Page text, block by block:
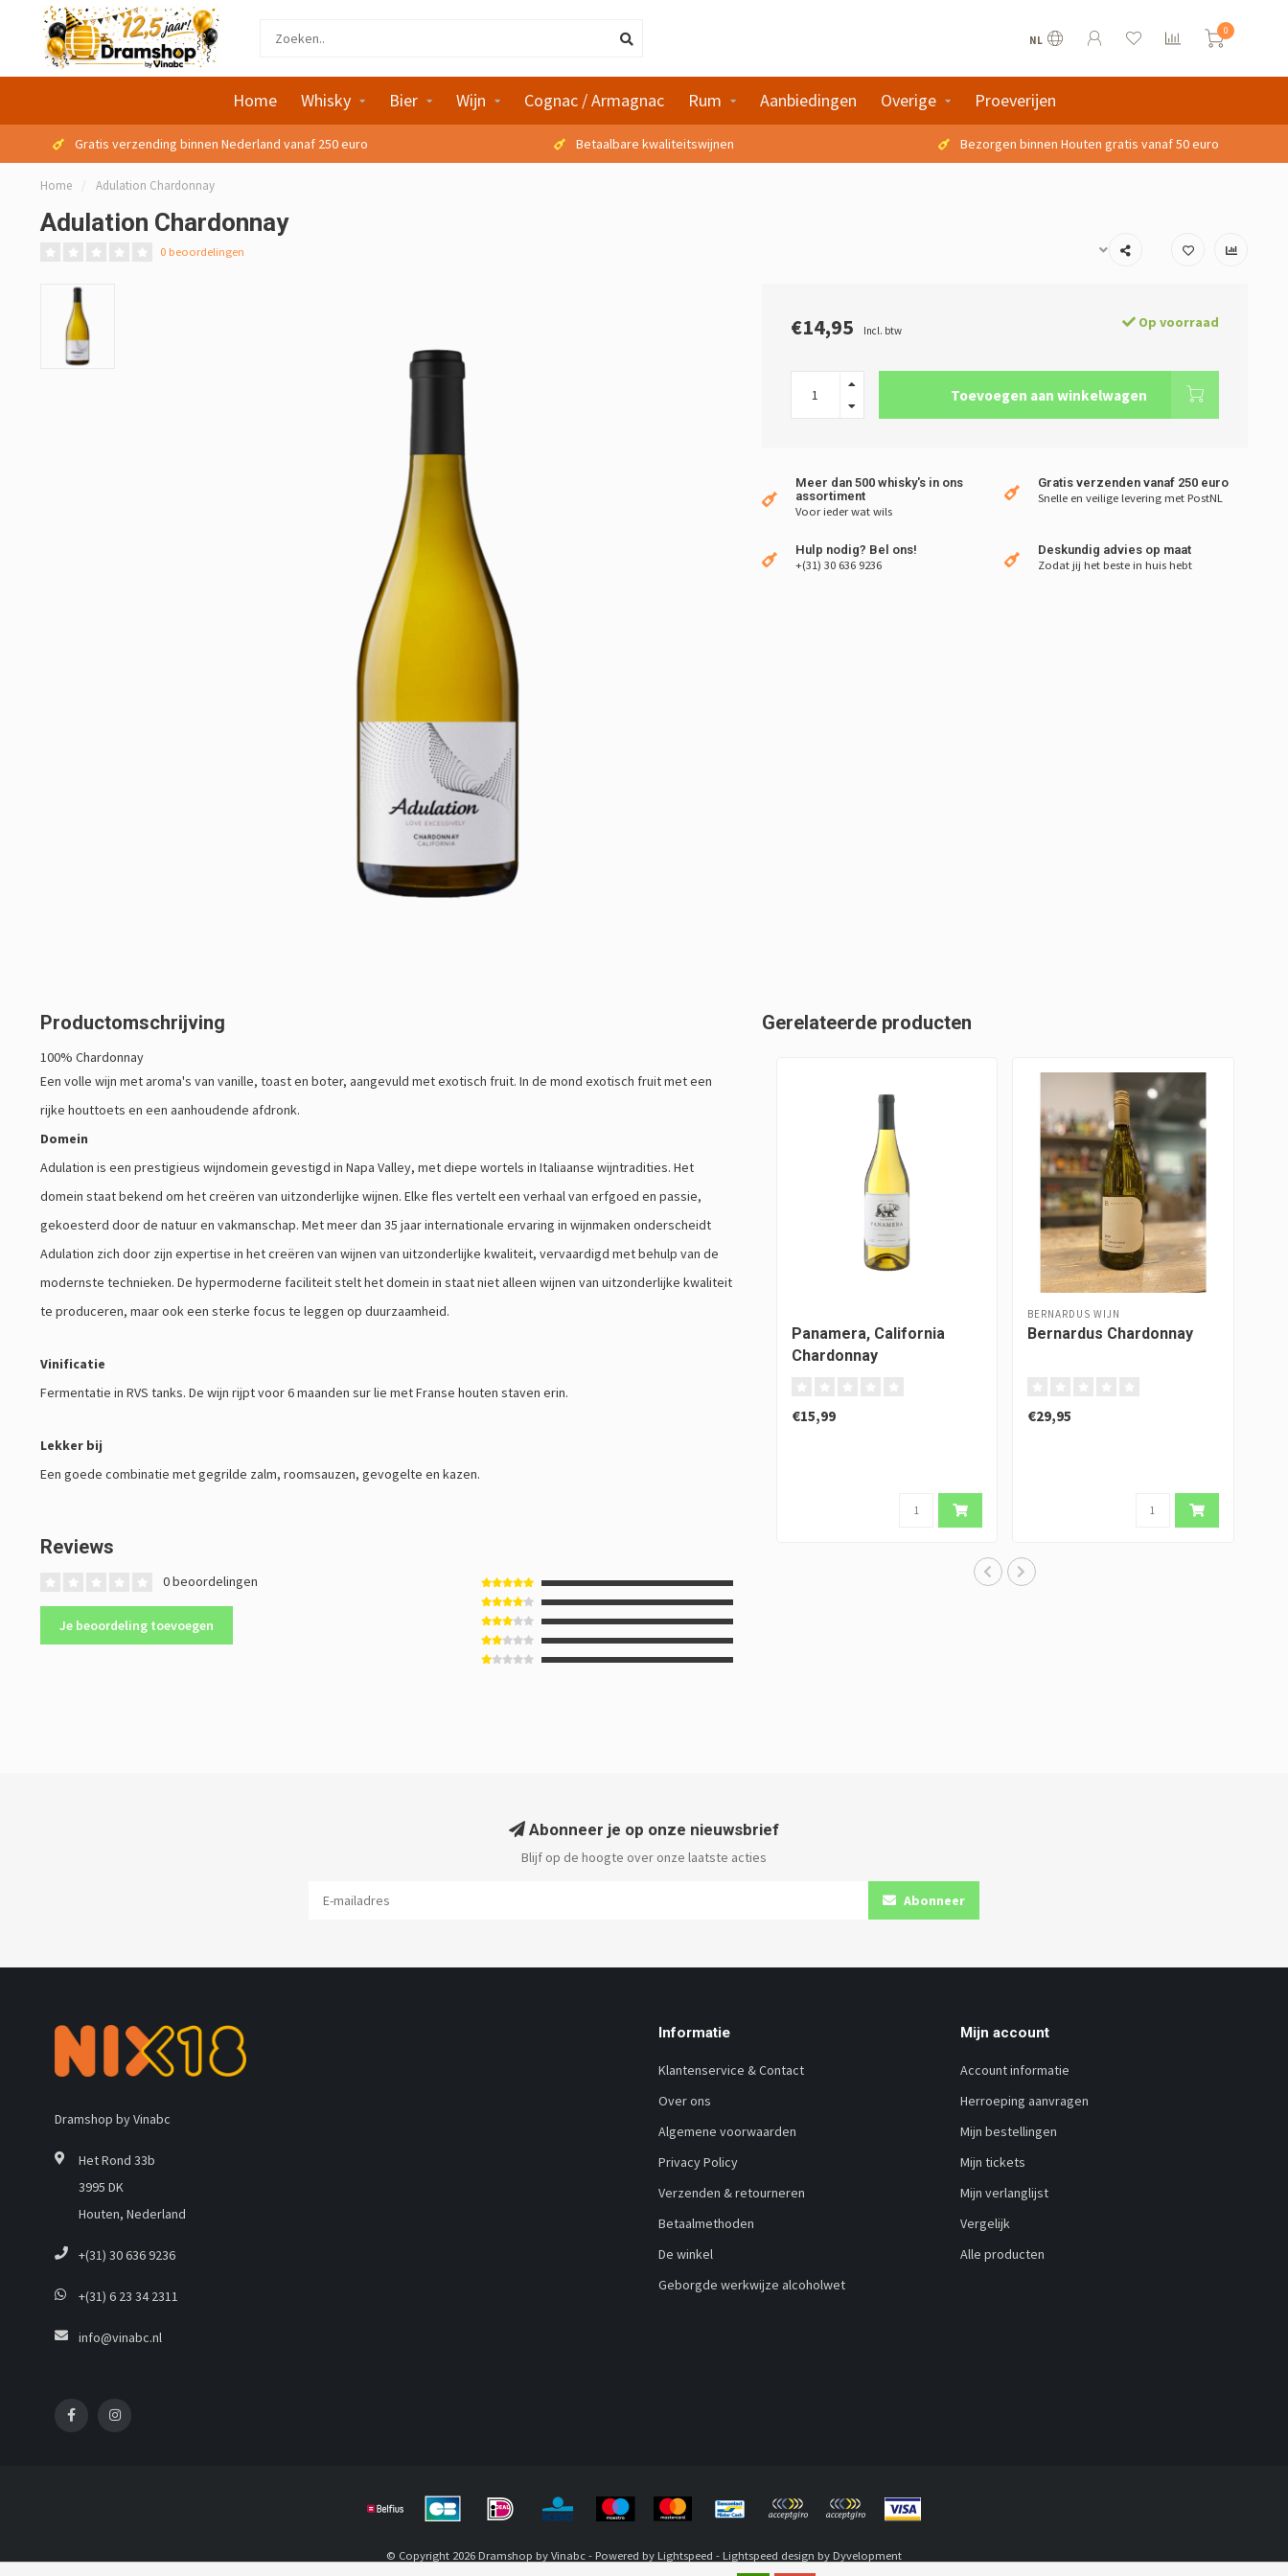
NL
0
Home Whisky Bier Wijn Cognac / Armagnac Rum Aanbiedingen Overige Proeverijen
Gratis verzending binnen Nederland vanaf 250 euro Betaalbare kwaliteitswijnen Bezorgen binnen Houten gratis vanaf 50 euro
Home / Adulation Chardonnay
Adulation Chardonnay
0 beoordelingen
€14,95 Incl. btw Op voorraad
Toevoegen aan winkelwagen
Meer dan 500 whisky's in ons
assortiment
Voor ieder wat wils
Gratis verzenden vanaf 250 euro
Snelle en veilige levering met PostNL
Hulp nodig? Bel ons!
+(31) 30 636 9236
Deskundig advies op maat
Zodat jij het beste in huis hebt
Productomschrijving
100% Chardonnay
Een volle wijn met aroma's van vanille, toast en boter, aangevuld met exotisch fruit. In de mond exotisch fruit met een
rijke houttoets en een aanhoudende afdronk.
Domein
Adulation is een prestigieus wijndomein gevestigd in Napa Valley, met diepe wortels in Italiaanse wijntradities. Het
domein staat bekend om het creëren van uitzonderlijke wijnen. Elke fles vertelt een verhaal van erfgoed en passie,
gekoesterd door de natuur en vakmanschap. Met meer dan 35 jaar internationale ervaring in wijnmaken onderscheidt
Adulation zich door zijn expertise in het creëren van wijnen van uitzonderlijke kwaliteit, vervaardigd met behulp van de
modernste technieken. De hypermoderne faciliteit stelt het domein in staat niet alleen wijnen van uitzonderlijke kwaliteit
te produceren, maar ook een sterke focus te leggen op duurzaamheid.
Vinificatie
Fermentatie in RVS tanks. De wijn rijpt voor 6 maanden sur lie met Franse houten staven erin.
Lekker bij
Een goede combinatie met gegrilde zalm, roomsauzen, gevogelte en kazen.
Reviews
0 beoordelingen
Je beoordeling toevoegen
Gerelateerde producten
Panamera, California
Chardonnay
€15,99
BERNARDUS WIJN
Bernardus Chardonnay
€29,95
Abonneer je op onze nieuwsbrief
Blijf op de hoogte over onze laatste acties
Abonneer
Dramshop by Vinabc
Het Rond 33b
3995 DK
Houten, Nederland
+(31) 30 636 9236
+(31) 6 23 34 2311
info@vinabc.nl
Informatie
Klantenservice & Contact
Over ons
Algemene voorwaarden
Privacy Policy
Verzenden & retourneren
Betaalmethoden
De winkel
Geborgde werkwijze alcoholwet
Mijn account
Account informatie
Herroeping aanvragen
Mijn bestellingen
Mijn tickets
Mijn verlanglijst
Vergelijk
Alle producten
© Copyright 2026 Dramshop by Vinabc - Powered by Lightspeed - Lightspeed design by Dyvelopment